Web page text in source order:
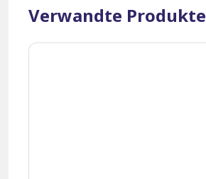
Verwandte Produkte